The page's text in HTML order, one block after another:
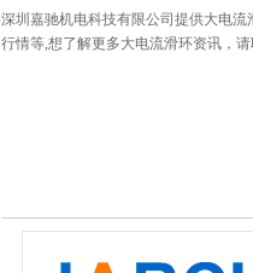
深圳嘉驰机电科技有限公司提供大电
行情等,想了解更多大电流滑环资讯，请